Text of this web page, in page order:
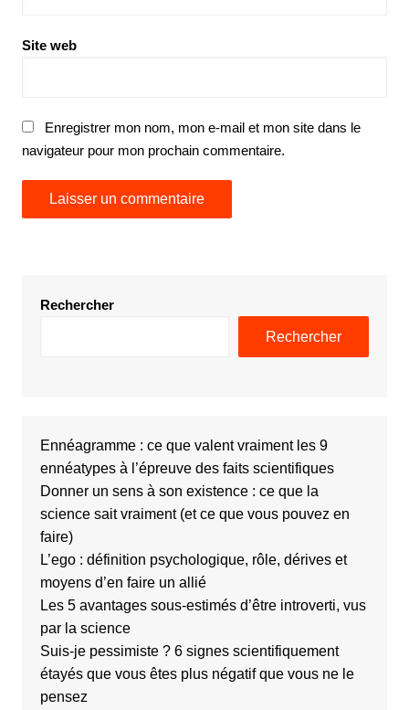
Site web
Enregistrer mon nom, mon e-mail et mon site dans le
navigateur pour mon prochain commentaire.
Rechercher
Rechercher
Ennéagramme : ce que valent vraiment les 9
ennéatypes à l’épreuve des faits scientifiques
Donner un sens à son existence : ce que la
science sait vraiment (et ce que vous pouvez en
faire)
L’ego : définition psychologique, rôle, dérives et
moyens d’en faire un allié
Les 5 avantages sous-estimés d’être introverti, vus
par la science
Suis-je pessimiste ? 6 signes scientifiquement
étayés que vous êtes plus négatif que vous ne le
pensez